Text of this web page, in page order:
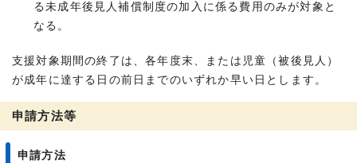
る未成年後見人補償制度の加入に係る費用のみが対象と
なる。
支援対象期間の終了は、各年度末、または児童（被後見人）
が成年に達する日の前日までのいずれか早い日とします。
申請方法等
申請方法